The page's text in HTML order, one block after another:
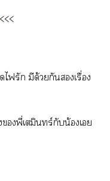
รัก มีด้วยกันเรื่อง
พี่เมิร์กับน้องเ